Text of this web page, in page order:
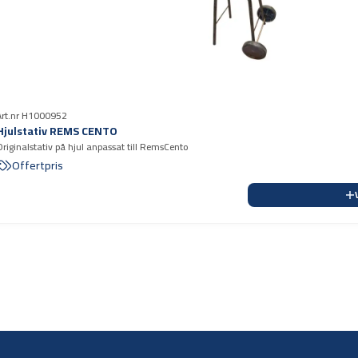
H1000952
REMS CENTO
på hjul anpassat till RemsCento
Offertpris